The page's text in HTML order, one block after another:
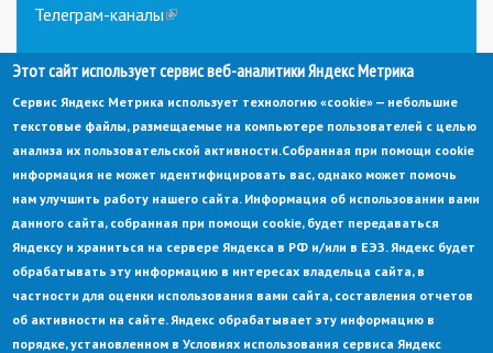
external)
Телеграм-каналы(link
external)
© Администрация города Заречный
Электронная почта: adm@zarechny.zato.ru (link
sends
e-
При публикации материалов сайта ссылка на источник обязательна.
Этот сайт использует сервис веб-аналитики Яндекс Метрика
Сервис Яндекс Метрика использует технологию «cookie» — небольшие
текстовые файлы, размещаемые на компьютере пользователей с целью
анализа их пользовательской активности.Собранная при помощи cookie
информация не может идентифицировать вас, однако может помочь
нам улучшить работу нашего сайта. Информация об использовании вами
данного сайта, собранная при помощи cookie, будет передаваться
Яндексу и храниться на сервере Яндекса в РФ и/или в ЕЭЗ. Яндекс будет
обрабатывать эту информацию в интересах владельца сайта, в
частности для оценки использования вами сайта, составления отчетов
об активности на сайте. Яндекс обрабатывает эту информацию в
порядке, установленном в Условиях использования сервиса Яндекс